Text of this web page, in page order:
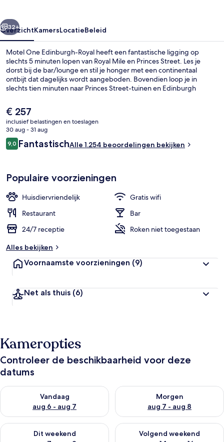
Volgende
32+
OverzichtKamersLocatieBeleid
Motel One Edinburgh-Royal heeft een fantastische ligging op
slechts 5 minuten lopen van Royal Mile en Princes Street. Les je
dorst bij de bar/lounge en stil je honger met een continentaal
ontbijt dat dagelijks wordt aangeboden. Bovendien loop je in
slechts tien minuten naar Princes Street-tuinen en Edinburgh
personeel en de algehele staat van de accommodatie. De
accommodatie ligt op korte loopafstand van het openbaar vervoer:
het is 6 minuten lopen naar St Andrew Square Tramhalte en 8
minuten naar Princes Street Tramhalte.
De
huidige
prijs
is
€ 257
€ 257
inclusief belastingen en toeslagen
30 aug - 31 aug
Beoordelingen
9,09,0 op 10 –
FantastischAlle 1.254 beoordelingen bekijken
Populaire voorzieningen
Huisdiervriendelijk
Gratis wifi
Restaurant
Bar
24/7 receptie
Roken niet toegestaan
Alles bekijken
Voornaamste voorzieningen (9)
Net als thuis (6)
Kameropties
Controleer de beschikbaarheid voor deze
datums
Vandaag
aug 6 - aug 7
De beschikbaarheid controleren voor vanavond aug 6 - aug 7
Morgen
aug 7 - aug 8
De beschikbaarheid
Dit weekend
De beschikbaarheid controleren voor dit weekend aug 7 -
Volgend weekend
De beschikbaarheid